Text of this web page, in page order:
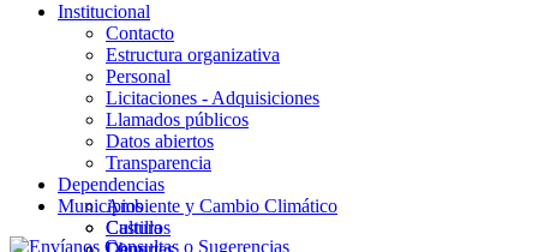
Institucional
Contacto
Estructura organizativa
Personal
Licitaciones - Adquisiciones
Llamados públicos
Datos abiertos
Transparencia
Dependencias
Ambiente y Cambio Climático
Cultura
Municipios
Castillos